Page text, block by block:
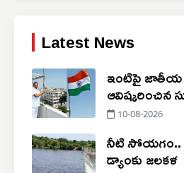
Latest News
ఇంటిపై జాతీయ
ఆవిష్కరించిన
10-08-2026
నీటి సోయగం..
డ్యాంకు జలకళ